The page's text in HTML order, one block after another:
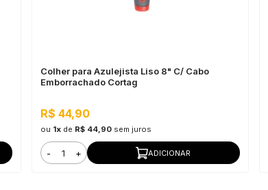
Colher para Azulejista Liso 8" C/ Cabo
Emborrachado Cortag
R$ 44,90
ou 1xde R$ 44,90 sem juros
- + ADICIONAR